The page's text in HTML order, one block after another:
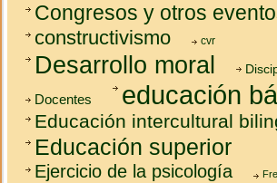
Congresos y otros
constructivismo cvr
Desarrollo moral
Docentes educación
Educación intercultural
Educación superior
Ejercicio de la psicología